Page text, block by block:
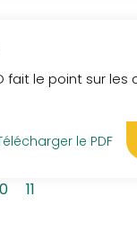
fait le point sur
le PDF
11